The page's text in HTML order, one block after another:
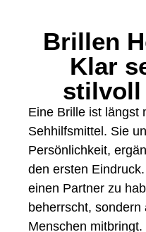
Brillen
Klar
stilvoll
Eine Brille ist längst
Sehhilfsmittel. Sie
Persönlichkeit,
den ersten
einen Partner zu
beherrscht,
Menschen mitbringt.